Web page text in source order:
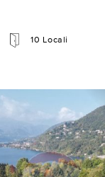
10 Locali